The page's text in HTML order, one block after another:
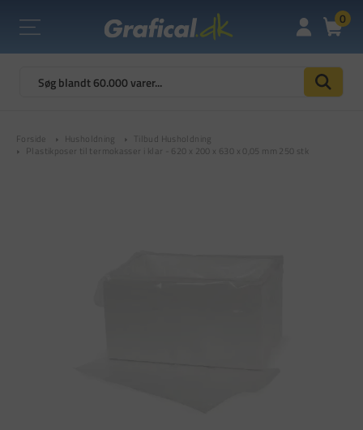
0
Forside Husholdning
Tilbud Husholdning
Plastikposer til termokasser i klar - 620 x 200 x 630 x 0,05 mm 250 stk